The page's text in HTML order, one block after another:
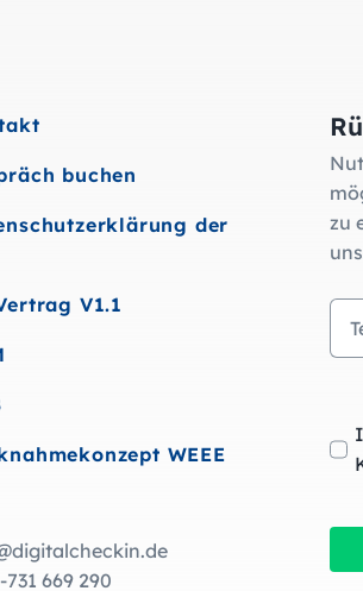
buchen
der
V1.1
WEEE
731 669 290
zu